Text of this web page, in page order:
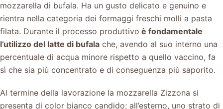
mozzarella di bufala. Ha un gusto delicato e genuino e
rientra nella categoria dei formaggi freschi molli a pasta
filata. Durante il processo produttivo è fondamentale
l’utilizzo del latte di bufala che, avendo al suo interno una
percentuale di acqua minore rispetto a quello vaccino, fa
sì che sia più concentrato e di conseguenza più saporito.
Al termine della lavorazione la mozzarella Zizzona si
presenta di color bianco candido; all’esterno, uno strato di